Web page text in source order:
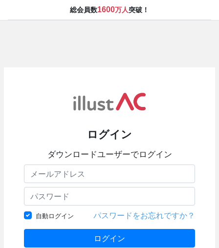
総会員数1600万人突破！
ログイン
ダウンロードユーザーでログイン
自動ログイン パスワードをお忘れですか？
ログイン